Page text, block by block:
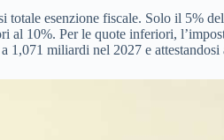
esenzione fiscale. Solo il 5%
10%. Per le quote inferiori,
1,071 miliardi nel 2027 e